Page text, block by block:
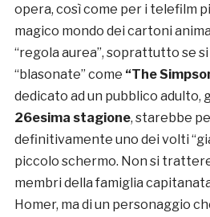
opera, così come per i telefilm
magico mondo dei cartoni
“regola aurea”, soprattutto se
“blasonate” come “The
dedicato ad un pubblico adulto,
26esima stagione, starebbe
definitivamente uno dei volti
piccolo schermo. Non si
membri della famiglia
Homer, ma di un personaggio